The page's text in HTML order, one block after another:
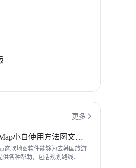
更多 
NaverMap小白使用方法图文教程
这款地图软件能够为去韩国旅游
供各种帮助，包括规划路线、导